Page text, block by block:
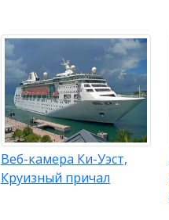
Веб-камера Ки-Уэст,
Круизный причал